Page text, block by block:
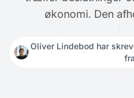
økonomi. Den
Oliver Lindebod har